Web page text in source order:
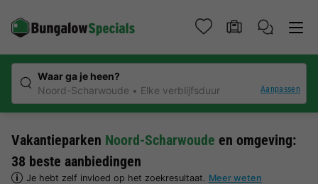
Waar ga je heen?
Noord-Scharwoude
Elke verblijfsduur Aanpassen
Vakantieparken Noord-Scharwoude en omgeving:
38 beste aanbiedingen
Je hebt zelf invloed op het zoekresultaat. Meer weten